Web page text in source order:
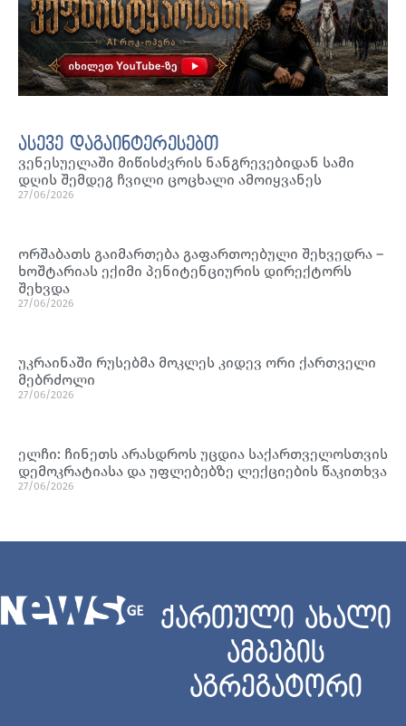
ასევე დაგაინტერესებთ
ვენესუელაში მიწისძვრის ნანგრევებიდან სამი
დღის შემდეგ ჩვილი ცოცხალი ამოიყვანეს
27/06/2026
ორშაბათს გაიმართება გაფართოებული შეხვედრა –
ხოშტარიას ექიმი პენიტენციურის დირექტორს
შეხვდა
27/06/2026
უკრაინაში რუსებმა მოკლეს კიდევ ორი ქართველი
მებრძოლი
27/06/2026
ელჩი: ჩინეთს არასდროს უცდია საქართველოსთვის
დემოკრატიასა და უფლებებზე ლექციების წაკითხვა
27/06/2026
ქართული ახალი
ამბების
აგრეგატორი